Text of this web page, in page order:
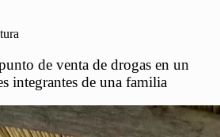
de venta de drogas en un
integrantes de una familia